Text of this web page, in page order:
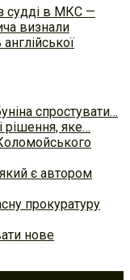
судді в МКС —
визнали
спростувати…
рішення, яке…
є автором
прокуратуру
нове